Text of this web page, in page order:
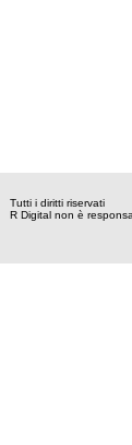
Tutti i diritti riservati
R Digital non è